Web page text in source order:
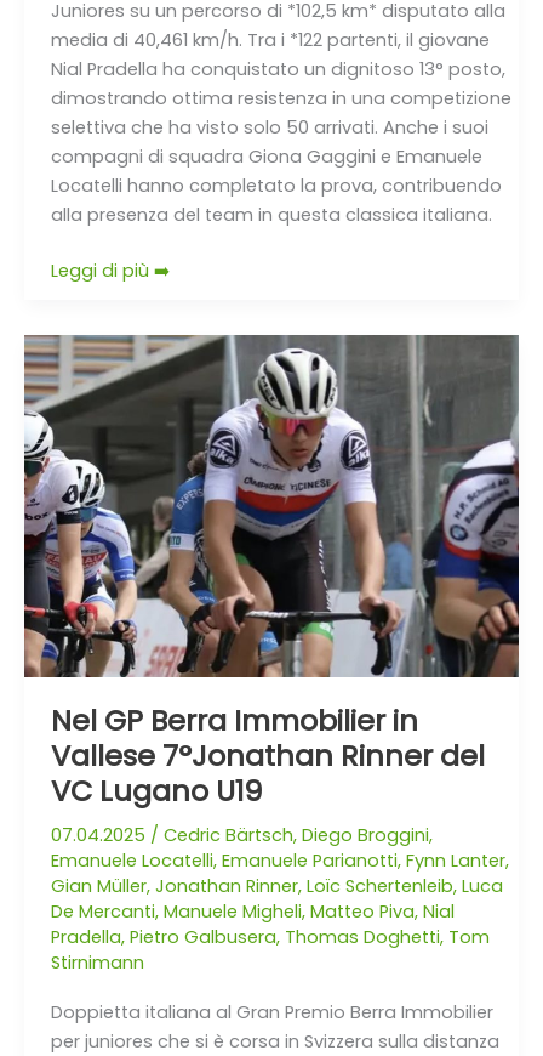
Juniores su un percorso di *102,5 km* disputato alla
media di 40,461 km/h. Tra i *122 partenti, il giovane
Nial Pradella ha conquistato un dignitoso 13° posto,
dimostrando ottima resistenza in una competizione
selettiva che ha visto solo 50 arrivati. Anche i suoi
compagni di squadra Giona Gaggini e Emanuele
Locatelli hanno completato la prova, contribuendo
alla presenza del team in questa classica italiana.
Leggi di più ➡️
Nel GP Berra Immobilier in
Vallese 7°Jonathan Rinner del
VC Lugano U19
07.04.2025 / Cedric Bärtsch, Diego Broggini,
Emanuele Locatelli, Emanuele Parianotti, Fynn Lanter,
Gian Müller, Jonathan Rinner, Loïc Schertenleib, Luca
De Mercanti, Manuele Migheli, Matteo Piva, Nial
Pradella, Pietro Galbusera, Thomas Doghetti, Tom
Stirnimann
Doppietta italiana al Gran Premio Berra Immobilier
per juniores che si è corsa in Svizzera sulla distanza
Nel
GP
Berra
Immobilier
in
Vallese
7°Jonathan
Rinner
del
VC
Lugano
U19